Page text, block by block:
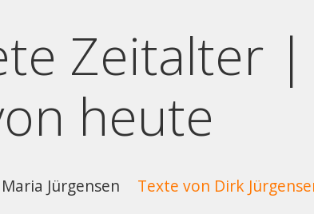
Zeitalter |
heute
Jürgensen Texte von Dirk